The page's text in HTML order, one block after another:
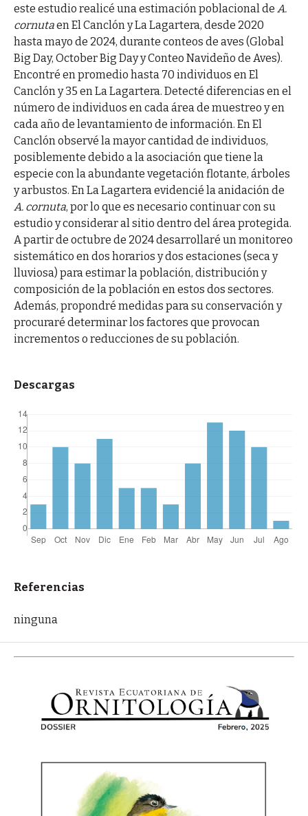
este estudio realicé una estimación poblacional de A.
cornutaen El Canclón y La Lagartera, desde 2020
hasta mayo de 2024, durante conteos de aves (Global
Big Day, October Big Day y Conteo Navideño de Aves).
Encontré en promedio hasta 70 individuos en El
Canclón y 35 en La Lagartera. Detecté diferencias en el
número de individuos en cada área de muestreo y en
cada año de levantamiento de información. En El
Canclón observé la mayor cantidad de individuos,
posiblemente debido a la asociación que tiene la
especie con la abundante vegetación flotante, árboles
y arbustos. En La Lagartera evidencié la anidación de
A. cornuta, por lo que es necesario continuar con su
estudio y considerar al sitio dentro del área protegida.
A partir de octubre de 2024 desarrollaré un monitoreo
sistemático en dos horarios y dos estaciones (seca y
lluviosa) para estimar la población, distribución y
composición de la población en estos dos sectores.
Además, propondré medidas para su conservación y
procuraré determinar los factores que provocan
incrementos o reducciones de su población.
Descargas
Referencias
ninguna